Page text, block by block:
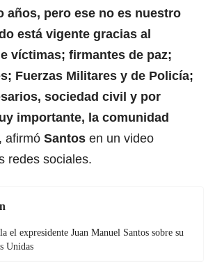
años, pero ese no es nuestro
está vigente gracias al
víctimas; firmantes de paz;
Fuerzas Militares y de Policía;
sociedad civil y por
importante, la comunidad
, afirmó Santos en un video
redes sociales.
el expresidente Juan Manuel Santos sobre su
Unidas